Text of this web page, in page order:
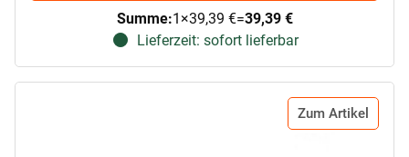
Summe:1 ×39,39 €=39,39 €
Lieferzeit: sofort lieferbar
Zum Artikel